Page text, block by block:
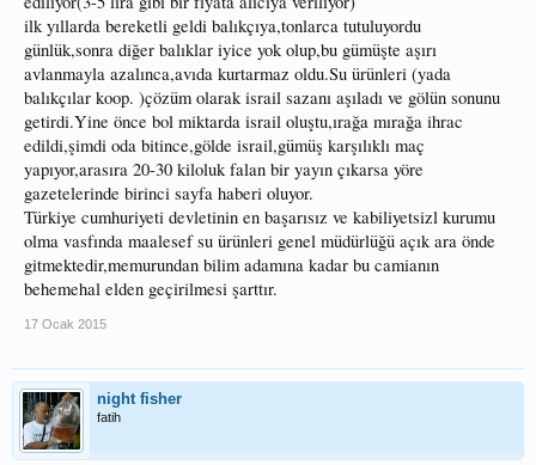
ilk yıllarda bereketli geldi balıkçıya,tonlarca tutuluyordu
günlük,sonra diğer balıklar iyice yok olup,bu gümüşte aşırı
avlanmayla azalınca,avıda kurtarmaz oldu.Su ürünleri (yada
balıkçılar koop. )çözüm olarak israil sazanı aşıladı ve gölün sonunu
getirdi.Yine önce bol miktarda israil oluştu,ırağa mırağa ihrac
edildi,şimdi oda bitince,gölde israil,gümüş karşılıklı maç
yapıyor,arasıra 20-30 kiloluk falan bir yayın çıkarsa yöre
gazetelerinde birinci sayfa haberi oluyor.
Türkiye cumhuriyeti devletinin en başarısız ve kabiliyetsizl kurumu
olma vasfında maalesef su ürünleri genel müdürlüğü açık ara önde
gitmektedir,memurundan bilim adamına kadar bu camianın
behemehal elden geçirilmesi şarttır.
17 Ocak 2015
night fisher
fatih